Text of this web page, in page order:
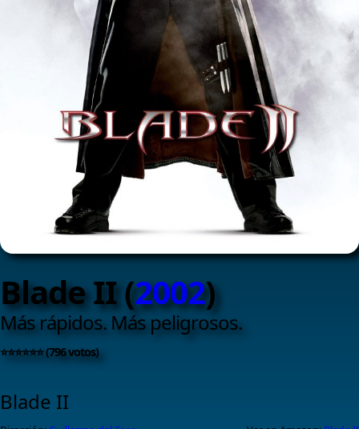
Blade II (2002)
Más rápidos. Más peligrosos.
⭐⭐⭐⭐⭐⭐ (796 votos)
Blade II